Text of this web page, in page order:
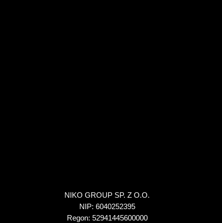
NIKO GROUP SP. Z O.O.
NIP: 6040252395
Regon: 52941445600000